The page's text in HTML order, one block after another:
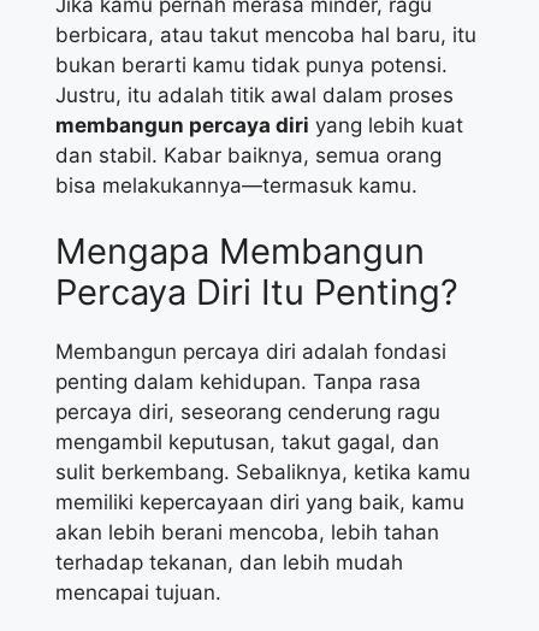
berbicara, atau takut mencoba hal baru, itu
bukan berarti kamu tidak punya potensi.
Justru, itu adalah titik awal dalam proses
membangun percaya diri yang lebih kuat
dan stabil. Kabar baiknya, semua orang
bisa melakukannya—termasuk kamu.
Mengapa Membangun
Percaya Diri Itu Penting?
Membangun percaya diri adalah fondasi
penting dalam kehidupan. Tanpa rasa
percaya diri, seseorang cenderung ragu
mengambil keputusan, takut gagal, dan
sulit berkembang. Sebaliknya, ketika kamu
memiliki kepercayaan diri yang baik, kamu
akan lebih berani mencoba, lebih tahan
terhadap tekanan, dan lebih mudah
mencapai tujuan.